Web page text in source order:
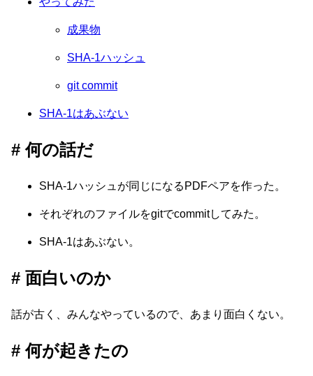
成果物
SHA-1ハッシュ
git commit
SHA-1はあぶない
何の話だ
SHA-1ハッシュが同じになるPDFペアを作った。
それぞれのファイルをgitでcommitしてみた。
SHA-1はあぶない。
面白いのか
話が古く、みんなやっているので、あまり面白くない。
何が起きたの